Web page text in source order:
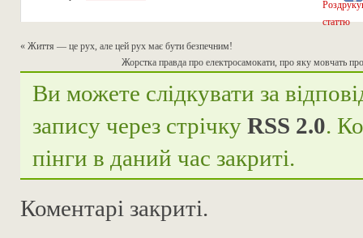
« Життя — це рух, але цей рух має бути безпечним!
Жорстка правда про електросамокати, про яку мовчать
Ви можете слідкувати за
запису через стрічку RSS 2.0.
пінги в даний час закриті.
Коментарі закриті.